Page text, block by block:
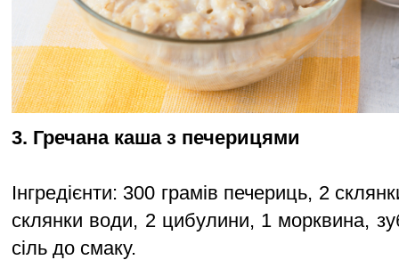
3. Гречана каша з печерицями
Інгредієнти: 300 грамів печериць, 2
склянки води, 2 цибулини, 1 морквина,
сіль до смаку.